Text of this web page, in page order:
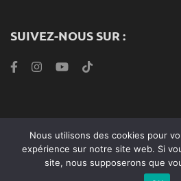
SUIVEZ-NOUS SUR :
Roabook Endurance 2024 |Metro
Rara Theme
. Propulsé
Politique de
Nous utilisons des cookies pour
expérience sur notre site web. Si
site, nous supposerons que